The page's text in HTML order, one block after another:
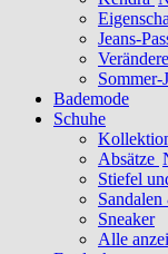
Jeans-
Sommer-
Bademode
Schuhe
Absätze
Stiefel
Sneaker
Alle